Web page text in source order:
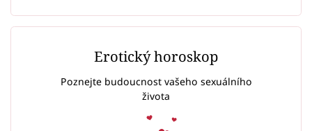
Erotický horoskop
Poznejte budoucnost vašeho sexuálního
života